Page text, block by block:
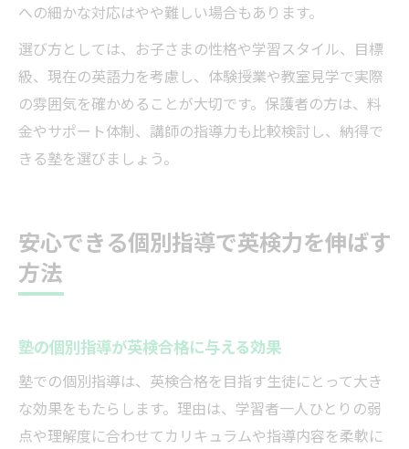
への細かな対応はやや難しい場合もあります。
選び方としては、お子さまの性格や学習スタイル、目標
級、現在の英語力を考慮し、体験授業や教室見学で実際
の雰囲気を確かめることが大切です。保護者の方は、料
金やサポート体制、講師の指導力も比較検討し、納得で
きる塾を選びましょう。
安心できる個別指導で英検力を伸ばす
方法
塾の個別指導が英検合格に与える効果
塾での個別指導は、英検合格を目指す生徒にとって大き
な効果をもたらします。理由は、学習者一人ひとりの弱
点や理解度に合わせてカリキュラムや指導内容を柔軟に